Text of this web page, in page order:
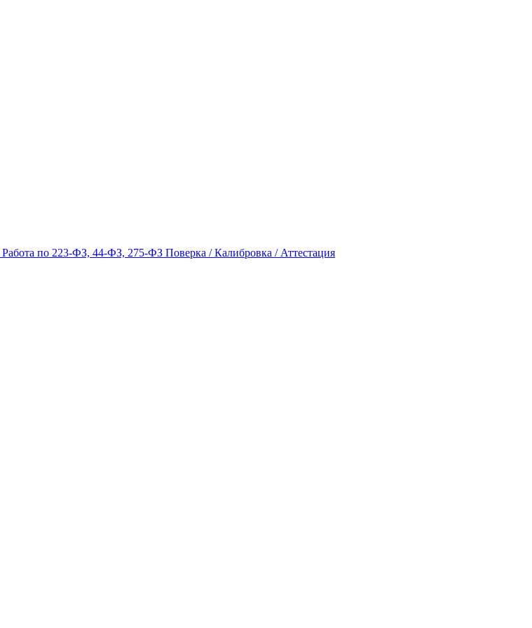
Работа по 223-ФЗ, 44-ФЗ, 275-ФЗ Поверка / Калибровка / Аттестация